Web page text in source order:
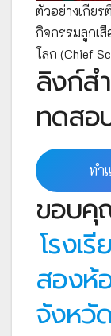
ตัวอย่างเกีย
กิจกรรมลูกเ
โลก (Chief
ลิงก์ส
ทดสอ
ทำ
ขอบคุ
โรงเ
สองห้
จังหวั